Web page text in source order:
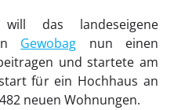
das landeseigene
Gewobag nun einen
und startete am
für ein Hochhaus an
neuen Wohnungen.